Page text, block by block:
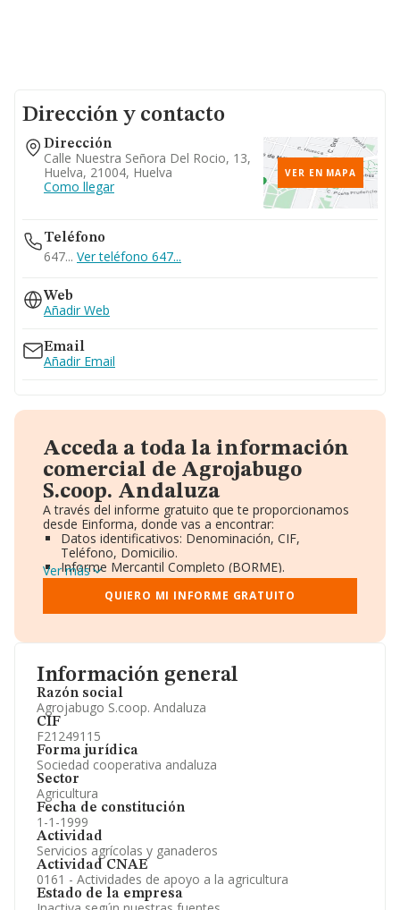
Información general
Razón social
Agrojabugo S.coop. Andaluza
CIF
F21249115
Forma jurídica
Sociedad cooperativa andaluza
Sector
Agricultura
Fecha de constitución
1-1-1999
Actividad
Servicios agrícolas y ganaderos
Actividad CNAE
0161 - Actividades de apoyo a la agricultura
Estado de la empresa
Dirección y contacto
Dirección
Calle Nuestra Señora Del Rocio, 13,
Huelva, 21004, Huelva
Como llegar
VER EN MAPA
Teléfono
647... Ver teléfono 647...
Web
Añadir Web
Email
Añadir Email
Acceda a toda la información
comercial de Agrojabugo
S.coop. Andaluza
A través del informe gratuito que te proporcionamos
desde Einforma, donde vas a encontrar:
Datos identificativos: Denominación, CIF,
Teléfono, Domicilio.
Informe Mercantil Completo (BORME).
Gráficos de Evolución Ventas y Empleados.
Consejo de Administración y Administradores.
Directivos y Ejecutivos.
Información oficial y registral complementaria.
Ver más
QUIERO MI INFORME GRATUITO